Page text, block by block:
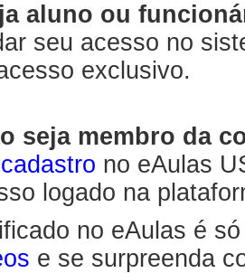
aluno ou
seu acesso no
exclusivo.
seja membro da
no eAulas
logado na
no eAulas é
e se surpreenda